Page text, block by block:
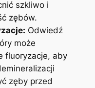
szkliwo i
zębów.
Odwiedź
może
fluoryzacje, aby
zęby przed